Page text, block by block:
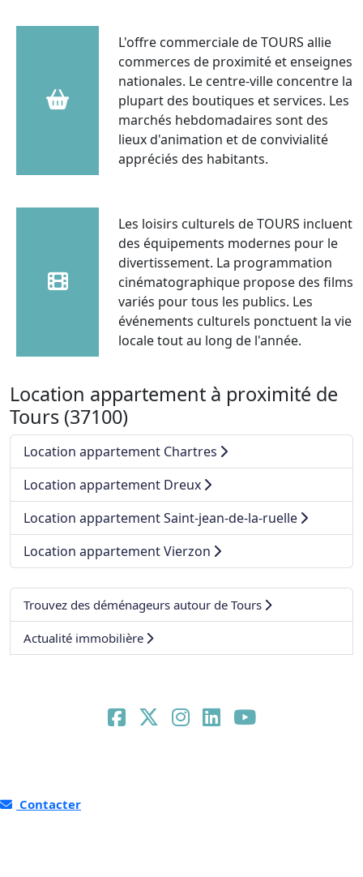
L'offre commerciale de TOURS allie
commerces de proximité et enseignes
nationales. Le centre-ville concentre la
plupart des boutiques et services. Les
marchés hebdomadaires sont des
lieux d'animation et de convivialité
appréciés des habitants.
Les loisirs culturels de TOURS incluent
des équipements modernes pour le
divertissement. La programmation
cinématographique propose des films
variés pour tous les publics. Les
événements culturels ponctuent la vie
locale tout au long de l'année.
Location appartement à proximité de
Tours (37100)
Location appartement Chartres
Location appartement Dreux
Location appartement Saint-jean-de-la-ruelle
Location appartement Vierzon
Trouvez des déménageurs autour de Tours
Actualité immobilière
Contacter